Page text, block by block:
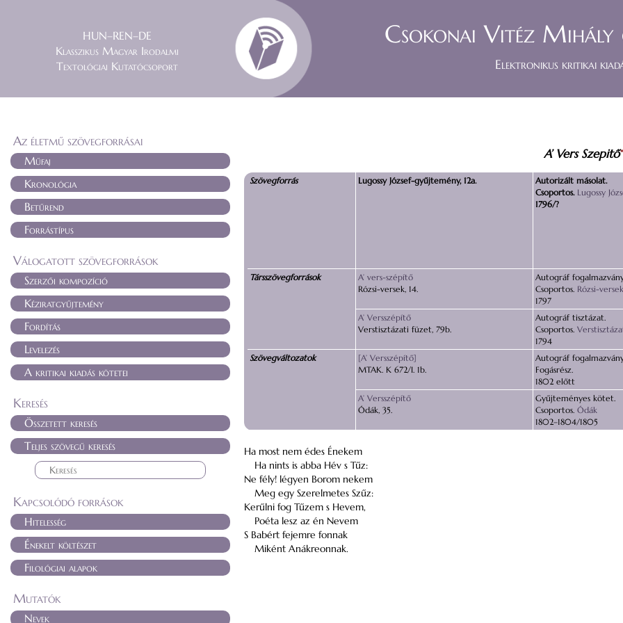
HUN–REN–DE
Klasszikus Magyar Irodalmi
Textológiai Kutatócsoport
Csokonai Vitéz Mihály
Elektronikus kritikai
Az életmű szövegforrásai
Műfaj
Kronológia
Betűrend
Forrástípus
Válogatott szövegforrások
Szerzői kompozíció
Kéziratgyűjtemény
Fordítás
Levelezés
A kritikai kiadás kötetei
Keresés
Összetett keresés
Teljes szövegű keresés
Kapcsolódó források
Hitelesség
Énekelt költészet
Filológiai alapok
Mutatók
Nevek
A’ Vers Szepitő*
Szövegforrás Lugossy József-gyűjtemény, 12a.
Autorizált másolat.
Csoportos. Lugossy
1796/?
Társszövegforrások
A’ vers-szépítő
Rózsi-versek, 14.
Autográf
Csoportos. Rózsi-versek
1797
A’ Versszépítő
Verstisztázati füzet, 79b.
Autográf tisztázat.
Csoportos.
1794
Szövegváltozatok
[A’ Versszépítő]
MTAK. K 672/I. 1b.
Autográf
Fogásrész.
1802 előtt
A’ Versszépítő
Ódák, 35.
Gyűjteményes kötet.
Csoportos. Ódák
1802–1804/1805
Ha most nem édes Énekem
Ha nints is abba Hév s Tűz:
Ne fély! légyen Borom nekem
Meg egy Szerelmetes Szűz:
Kerűlni fog Tűzem s Hevem,
Poéta lesz az én Nevem
S Babért fejemre fonnak
Miként Anákreonnak.